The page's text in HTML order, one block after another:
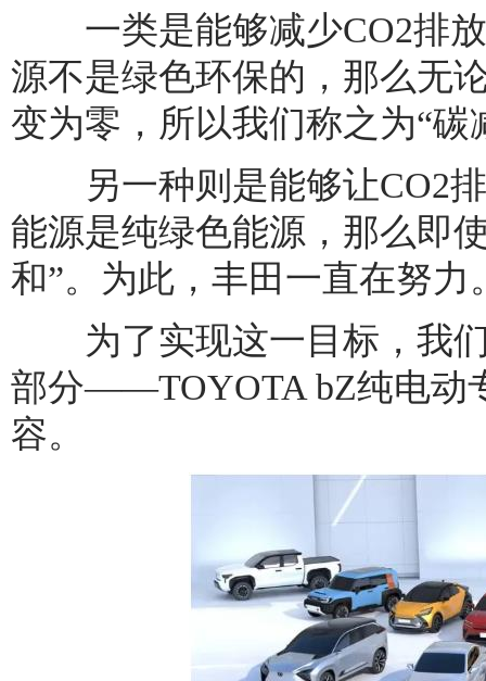
一类是能够减少CO2排放
源不是绿色环保的，那么无
变为零，所以我们称之为“碳
另一种则是能够让CO2排
能源是纯绿色能源，那么即
和”。为此，丰田一直在努力
为了实现这一目标，我们
部分——TOYOTA bZ纯电动
容。